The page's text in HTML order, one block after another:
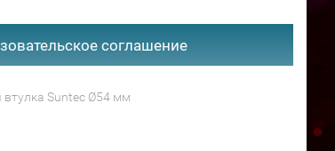
соглашение
втулка Suntec Ø54 мм